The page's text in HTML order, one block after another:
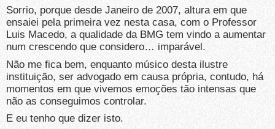
Sorrio, porque desde Janeiro de 2007, altura em que
ensaiei pela primeira vez nesta casa, com o Professor
Luis Macedo, a qualidade da BMG tem vindo a aumentar
num crescendo que considero… imparável.
Não me fica bem, enquanto músico desta ilustre
instituição, ser advogado em causa própria, contudo, há
momentos em que vivemos emoções tão intensas que
não as conseguimos controlar.
E eu tenho que dizer isto.